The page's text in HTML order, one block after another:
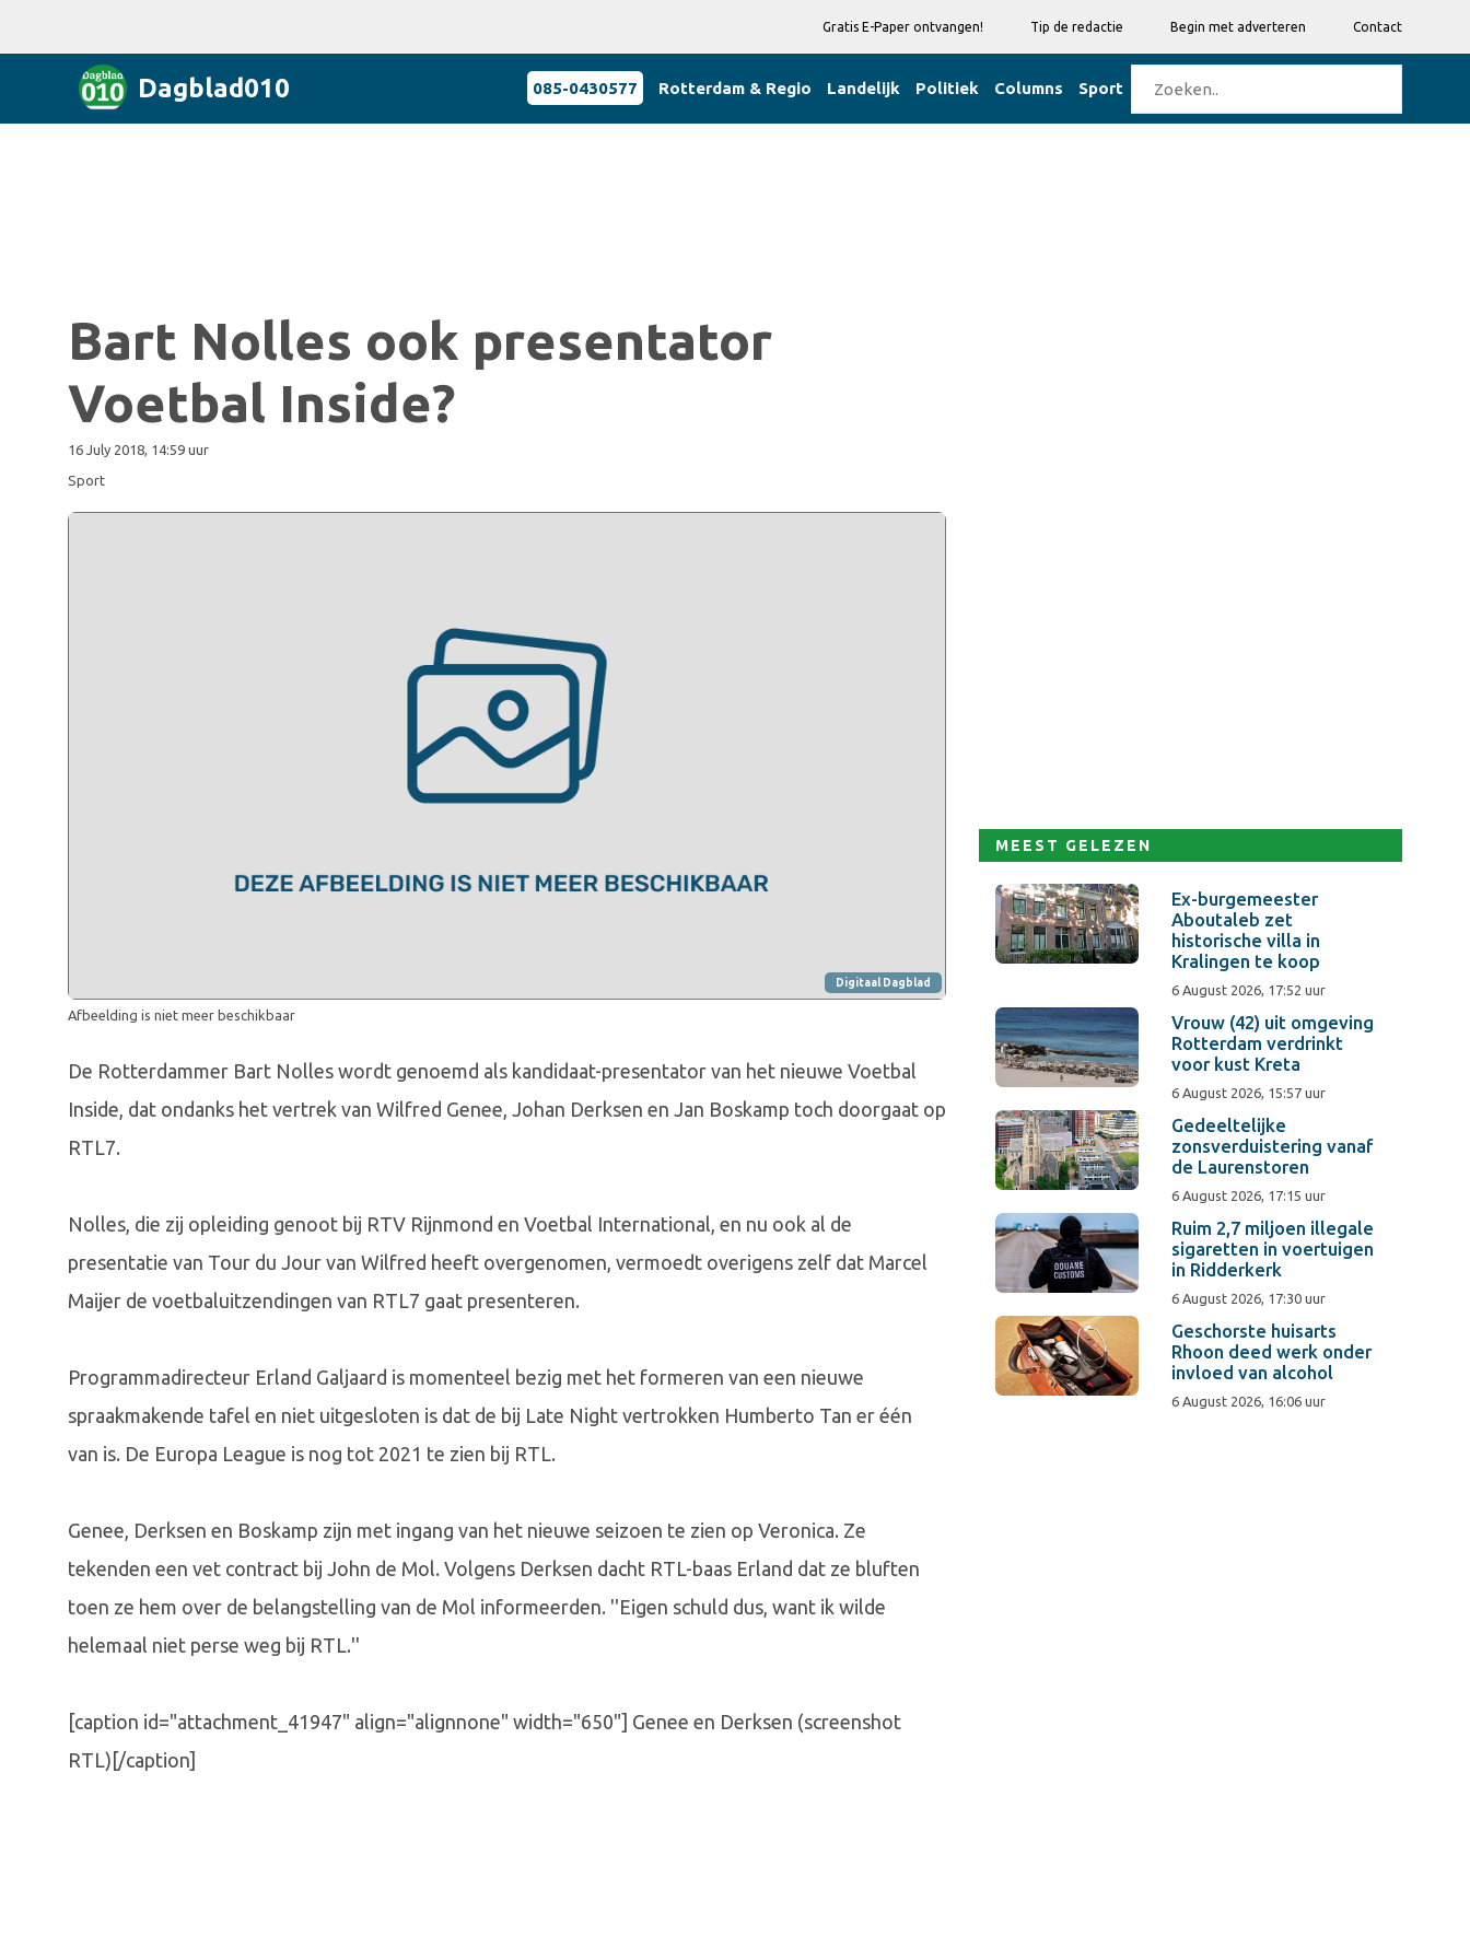
Gratis E-Paper ontvangen! Tip de redactie Begin met adverteren Contact
Dagblad010 085-0430577 Rotterdam & Regio Landelijk Politiek Columns Sport
Bart Nolles ook presentator
Voetbal Inside?
16 July 2018, 14:59 uur
Sport
Digitaal Dagblad
Afbeelding is niet meer beschikbaar
De Rotterdammer Bart Nolles wordt genoemd als kandidaat-presentator van het nieuwe Voetbal
Inside, dat ondanks het vertrek van Wilfred Genee, Johan Derksen en Jan Boskamp toch doorgaat op
RTL7.
Nolles, die zij opleiding genoot bij RTV Rijnmond en Voetbal International, en nu ook al de
presentatie van Tour du Jour van Wilfred heeft overgenomen, vermoedt overigens zelf dat Marcel
Maijer de voetbaluitzendingen van RTL7 gaat presenteren.
Programmadirecteur Erland Galjaard is momenteel bezig met het formeren van een nieuwe
spraakmakende tafel en niet uitgesloten is dat de bij Late Night vertrokken Humberto Tan er één
van is. De Europa League is nog tot 2021 te zien bij RTL.
Genee, Derksen en Boskamp zijn met ingang van het nieuwe seizoen te zien op Veronica. Ze
tekenden een vet contract bij John de Mol. Volgens Derksen dacht RTL-baas Erland dat ze bluften
toen ze hem over de belangstelling van de Mol informeerden. ''Eigen schuld dus, want ik wilde
helemaal niet perse weg bij RTL.''
[caption id="attachment_41947" align="alignnone" width="650"] Genee en Derksen (screenshot
RTL)[/caption]
MEEST GELEZEN
Ex-burgemeester
Aboutaleb zet
historische villa in
Kralingen te koop
6 August 2026, 17:52 uur
Vrouw (42) uit omgeving
Rotterdam verdrinkt
voor kust Kreta
6 August 2026, 15:57 uur
Gedeeltelijke
zonsverduistering vanaf
de Laurenstoren
6 August 2026, 17:15 uur
Ruim 2,7 miljoen illegale
sigaretten in voertuigen
in Ridderkerk
6 August 2026, 17:30 uur
Geschorste huisarts
Rhoon deed werk onder
invloed van alcohol
6 August 2026, 16:06 uur